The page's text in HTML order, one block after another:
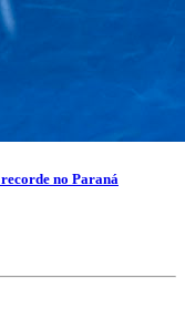
no Paraná